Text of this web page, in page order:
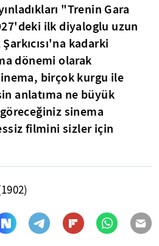
"Trenin Gara
ilk diyaloglu uzun
kadarki
dönemi olarak
birçok kurgu ile
anlatıma ne büyük
sinema
filmini sizler için